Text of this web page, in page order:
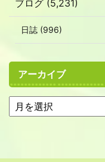
ブログ (5,231)
日誌 (996)
アーカイブ